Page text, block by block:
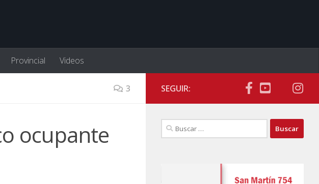
Provincial Videos
3
ocupante
SEGUIR:
Buscar: